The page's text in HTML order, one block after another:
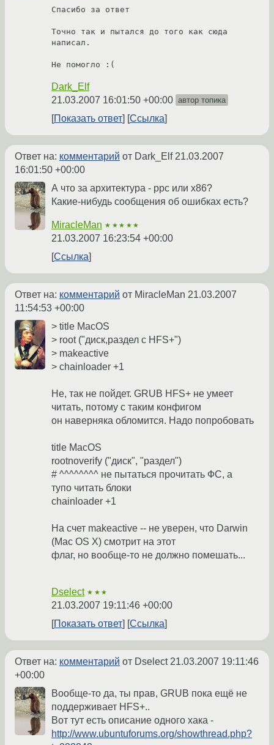
Спасибо за ответ
Точно так и пытался до того как сюда
написал.
Не помогло :(
Dark_Elf
21.03.2007 16:01:50 +00:00 автор топика
Показать ответ Ссылка
Ответ на: комментарий от Dark_Elf21.03.2007
16:01:50 +00:00
А что за архитектура - ppc или x86?
Какие-нибудь сообщения об ошибках есть?
MiracleMan ★★★★★
21.03.2007 16:23:54 +00:00
Ссылка
Ответ на: комментарий от MiracleMan 21.03.2007
11:54:53 +00:00
> title MacOS
> root ("диск,раздел с HFS+")
> makeactive
> chainloader +1
Не, так не пойдет. GRUB HFS+ не умеет
читать, потому с таким конфигом
он наверняка обломится. Надо попробовать
title MacOS
rootnoverify ("диск", "раздел")
# ^^^^^^^^ не пытаться прочитать ФС, а
тупо читать блоки
chainloader +1
На счет makeactive -- не уверен, что Darwin
(Mac OS X) смотрит на этот
флаг, но вообще-то не должно помешать...
Dselect ★★★
21.03.2007 19:11:46 +00:00
Показать ответ
Ссылка
Ответ на: комментарий от Dselect21.03.2007 19:11:46
+00:00
Вообще-то да, ты прав, GRUB пока ещё не
поддерживает HFS+..
Вот тут есть описание одного хака -
http://www.ubuntuforums.org/showthread.php?